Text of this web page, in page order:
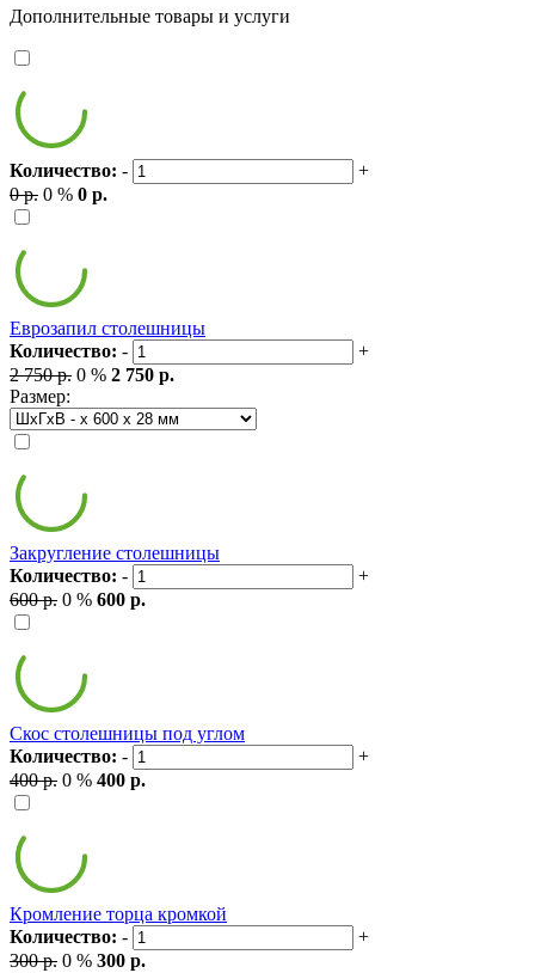
Дополнительные товары и услуги
Количество: -
+
0 р. 0 % 0 р.
Еврозапил столешницы
Количество: -
+
2 750 р. 0 % 2 750 р.
Размер:
Закругление столешницы
Количество: -
+
600 р. 0 % 600 р.
Скос столешницы под углом
Количество: -
+
400 р. 0 % 400 р.
Кромление торца кромкой
Количество: -
+
300 р. 0 % 300 р.